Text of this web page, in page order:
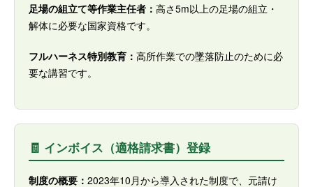
足場の組立て等作業主任者： 高さ5m以上の足場の組立・
解体に必要な国家資格です。
フルハーネス特別教育： 高所作業での墜落防止のために必
要な講習です。
🧾 インボイス（適格請求書）登録
制度の概要： 2023年10月から導入された制度で、元請け